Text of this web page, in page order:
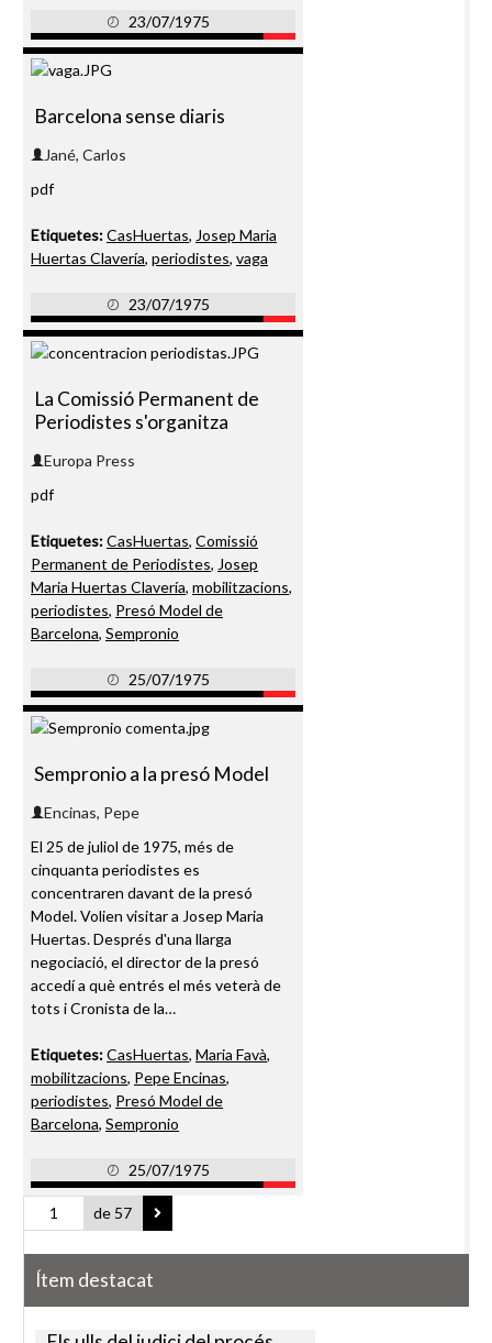
23/07/1975
Barcelona sense diaris
Jané, Carlos
pdf
Etiquetes:CasHuertas, Josep Maria
Huertas Clavería, periodistes, vaga
23/07/1975
La Comissió Permanent de
Periodistes s'organitza
Europa Press
pdf
Etiquetes:CasHuertas, Comissió
Permanent de Periodistes, Josep
Maria Huertas Clavería, mobilitzacions,
periodistes, Presó Model de
Barcelona, Sempronio
25/07/1975
Sempronio a la presó Model
Encinas, Pepe
El 25 de juliol de 1975, més de
cinquanta periodistes es
concentraren davant de la presó
Model. Volien visitar a Josep Maria
Huertas. Després d'una llarga
negociació, el director de la presó
accedí a què entrés el més veterà de
tots i Cronista de la…
Etiquetes:CasHuertas, Maria Favà,
mobilitzacions, Pepe Encinas,
periodistes, Presó Model de
Barcelona, Sempronio
25/07/1975
de 57
Ítem destacat